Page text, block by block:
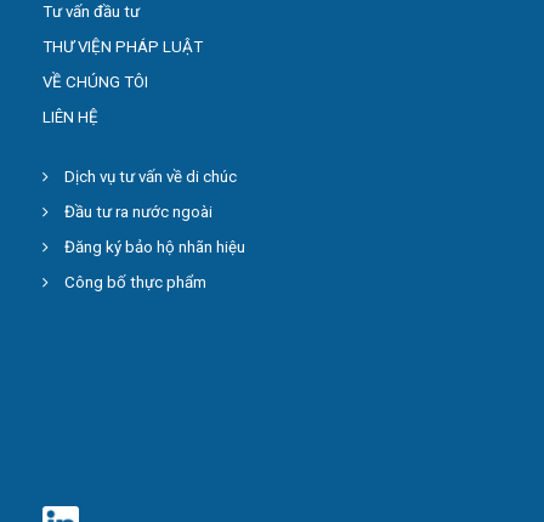
Tư vấn đầu tư
THƯ VIỆN PHÁP LUẬT
VỀ CHÚNG TÔI
LIÊN HỆ
Dịch vụ tư vấn về di chúc
Đầu tư ra nước ngoài
Đăng ký bảo hộ nhãn hiệu
Công bố thực phẩm